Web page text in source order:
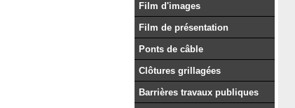
Film d'images
Film de présentation
Ponts de câble
Clôtures grillagées
Barrières travaux publiques